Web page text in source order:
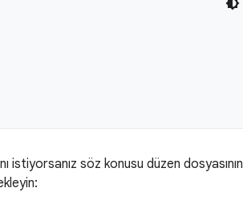
istiyorsanız söz konusu düzen dosyasının